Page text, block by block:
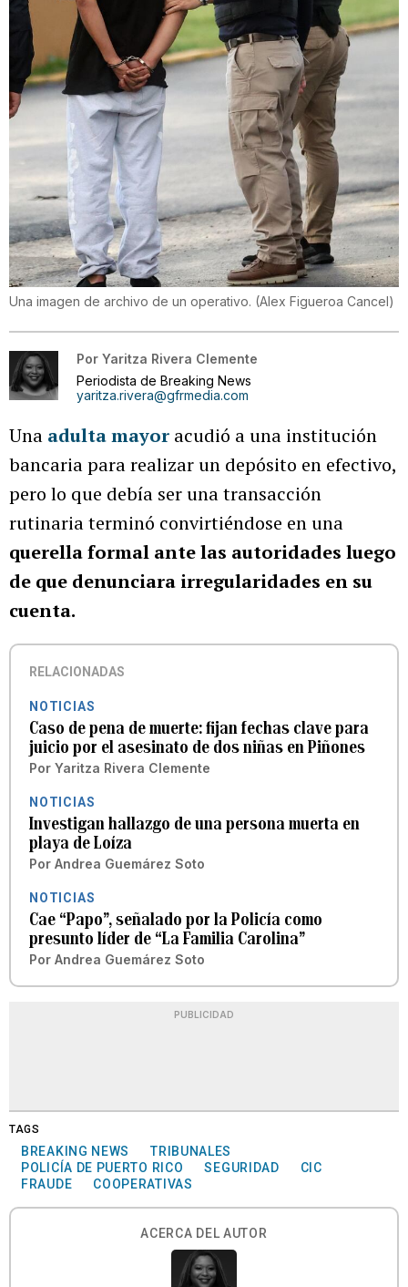
Una imagen de archivo de un operativo. (Alex Figueroa Cancel)
Por Yaritza Rivera Clemente
Periodista de Breaking News
yaritza.rivera@gfrmedia.com
Una adulta mayor acudió a una institución
bancaria para realizar un depósito en efectivo,
pero lo que debía ser una transacción
rutinaria terminó convirtiéndose en una
querella formal ante las autoridades luego
de que denunciara irregularidades en su
cuenta.
RELACIONADAS
NOTICIAS
Caso de pena de muerte: fijan fechas clave para
juicio por el asesinato de dos niñas en Piñones
Por Yaritza Rivera Clemente
NOTICIAS
Investigan hallazgo de una persona muerta en
playa de Loíza
Por Andrea Guemárez Soto
NOTICIAS
Cae “Papo”, señalado por la Policía como
presunto líder de “La Familia Carolina”
Por Andrea Guemárez Soto
PUBLICIDAD
TAGS
BREAKING NEWS
TRIBUNALES
POLICÍA DE PUERTO RICO
SEGURIDAD
CIC
FRAUDE
COOPERATIVAS
ACERCA DEL AUTOR